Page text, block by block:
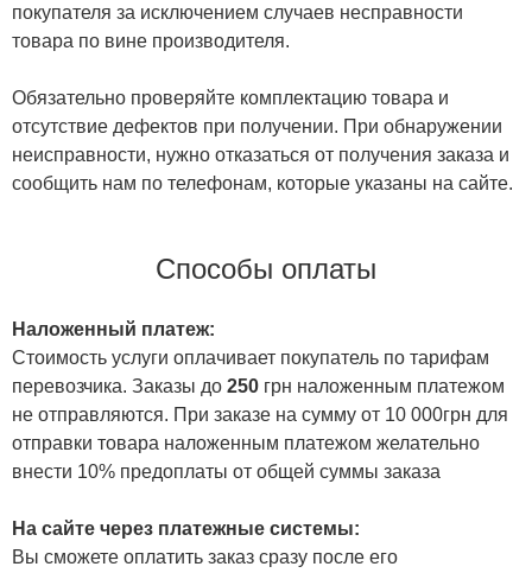
покупателя за исключением случаев несправности
товара по вине производителя.
Обязательно проверяйте комплектацию товара и
отсутствие дефектов при получении. При обнаружении
неисправности, нужно отказаться от получения заказа и
сообщить нам по телефонам, которые указаны на сайте.
Способы оплаты
Наложенный платеж:
Стоимость услуги оплачивает покупатель по тарифам
перевозчика. Заказы до 250 грн наложенным платежом
не отправляются. При заказе на сумму от 10 000грн для
отправки товара наложенным платежом желательно
внести 10% предоплаты от общей суммы заказа
На сайте через платежные системы:
Вы сможете оплатить заказ сразу после его